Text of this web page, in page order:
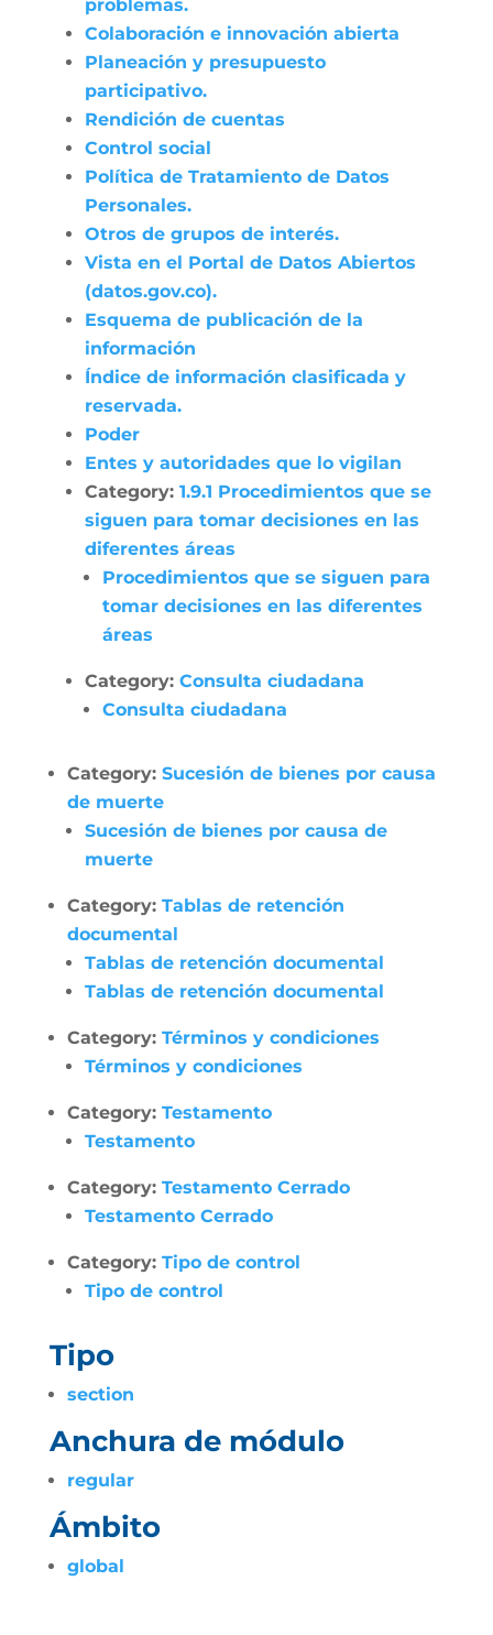
problemas.
Colaboración e innovación abierta
Planeación y presupuesto
participativo.
Rendición de cuentas
Control social
Política de Tratamiento de Datos
Personales.
Otros de grupos de interés.
Vista en el Portal de Datos Abiertos
(datos.gov.co).
Esquema de publicación de la
información
Índice de información clasificada y
reservada.
Poder
Entes y autoridades que lo vigilan
Category: 1.9.1 Procedimientos que se
siguen para tomar decisiones en las
diferentes áreas
Procedimientos que se siguen para
tomar decisiones en las diferentes
áreas
Category: Consulta ciudadana
Consulta ciudadana
Category: Sucesión de bienes por causa
de muerte
Sucesión de bienes por causa de
muerte
Category: Tablas de retención
documental
Tablas de retención documental
Tablas de retención documental
Category: Términos y condiciones
Términos y condiciones
Category: Testamento
Testamento
Category: Testamento Cerrado
Testamento Cerrado
Category: Tipo de control
Tipo de control
Tipo
section
Anchura de módulo
regular
Ámbito
global